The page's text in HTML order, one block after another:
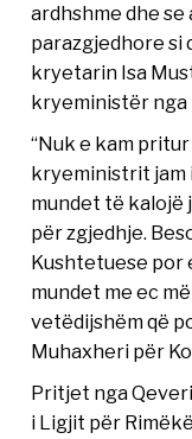
ardhshme dhe
parazgjedhore si
kryetarin Isa
kryeministër nga
“Nuk e kam
kryeministrit jam
mundet të kalojë
për zgjedhje.
Kushtetuese por
mundet me ec
vetëdijshëm që
Muhaxheri për
Pritjet nga
i Ligjit për